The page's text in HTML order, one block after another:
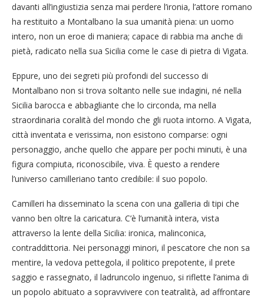
davanti all’ingiustizia senza mai perdere l’ironia, l’attore romano
ha restituito a Montalbano la sua umanità piena: un uomo
intero, non un eroe di maniera; capace di rabbia ma anche di
pietà, radicato nella sua Sicilia come le case di pietra di Vigata.
Eppure, uno dei segreti più profondi del successo di
Montalbano non si trova soltanto nelle sue indagini, né nella
Sicilia barocca e abbagliante che lo circonda, ma nella
straordinaria coralità del mondo che gli ruota intorno. A Vigata,
città inventata e verissima, non esistono comparse: ogni
personaggio, anche quello che appare per pochi minuti, è una
figura compiuta, riconoscibile, viva. È questo a rendere
l’universo camilleriano tanto credibile: il suo popolo.
Camilleri ha disseminato la scena con una galleria di tipi che
vanno ben oltre la caricatura. C’è l’umanità intera, vista
attraverso la lente della Sicilia: ironica, malinconica,
contraddittoria. Nei personaggi minori, il pescatore che non sa
mentire, la vedova pettegola, il politico prepotente, il prete
saggio e rassegnato, il ladruncolo ingenuo, si riflette l’anima di
un popolo abituato a sopravvivere con teatralità, ad affrontare